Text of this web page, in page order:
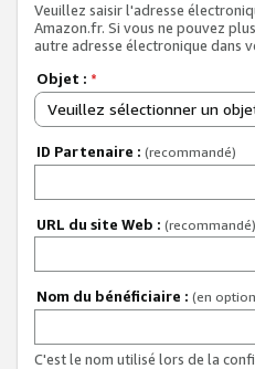
Veuillez saisir l'adresse
Amazon.fr. Si vous ne pouvez
autre adresse électronique dans
Objet : *
Veuillez sélectionner un
ID Partenaire : (recommandé)
URL du site Web : (recommandé)
Nom du bénéficiaire : (en
C'est le nom utilisé lors de la